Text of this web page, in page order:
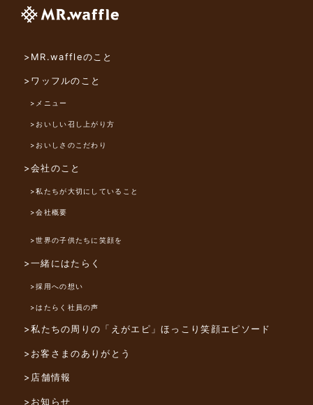
>MR.waffleのこと
>ワッフルのこと
>メニュー
>おいしい召し上がり方
>おいしさのこだわり
>会社のこと
>私たちが大切にしていること
>会社概要
>世界の子供たちに笑顔を
>一緒にはたらく
>採用への想い
>はたらく社員の声
>私たちの周りの「えがエピ」ほっこり笑顔エピソード
>お客さまのありがとう
>店舗情報
>お知らせ